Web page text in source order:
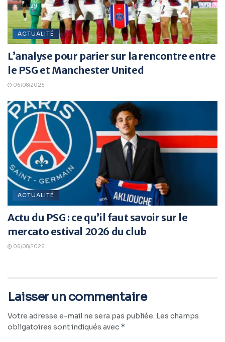
ACTUALITÉ
L’analyse pour parier sur la rencontre entre
le PSG et Manchester United
06/08/2026
ACTUALITÉ
Actu du PSG : ce qu’il faut savoir sur le
mercato estival 2026 du club
06/08/2026
Laisser un commentaire
Votre adresse e-mail ne sera pas publiée. Les champs
obligatoires sont indiqués avec *